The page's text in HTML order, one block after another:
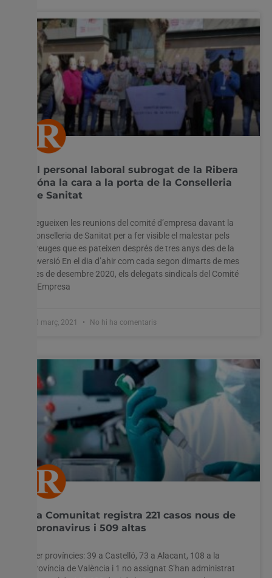
El personal laboral subrogat de la Ribera
dóna la cara a la porta de la Conselleria
de Sanitat
Segueixen les reunions del comité d’empresa davant la
Conselleria de Sanitat per a fer visible el malestar pels
greuges que es pateixen després de tres anys des de la
reversió En el dia d’ahir com cada segon dimarts de mes
des de desembre 2020, els delegats sindicals del Comité
d’Empresa
10 març, 2021 No hi ha comentaris
La Comunitat registra 221 casos nous de
coronavirus i 509 altas
Per províncies: 39 a Castelló, 73 a Alacant, 108 a la
província de València i 1 no assignat S’han administrat